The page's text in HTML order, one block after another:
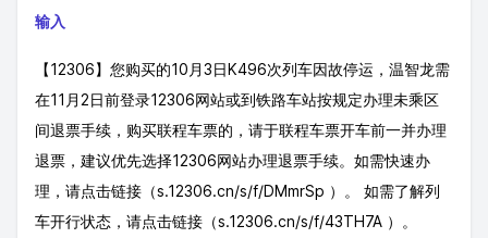
输入
【12306】您购买的10月3日K496次列车因故停运，温智龙需
在11月2日前登录12306网站或到铁路车站按规定办理未乘区
间退票手续，购买联程车票的，请于联程车票开车前一并办理
退票，建议优先选择12306网站办理退票手续。如需快速办
理，请点击链接（s.12306.cn/s/f/DMmrSp ）。 如需了解列
车开行状态，请点击链接（s.12306.cn/s/f/43TH7A ）。